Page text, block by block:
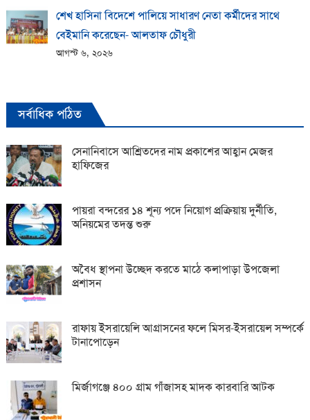
শেখ হাসিনা বিদেশে পালিয়ে সাধারণ নেতা কর্মীদের সাথে
বেইমানি করেছেন- আলতাফ চৌধুরী
আগস্ট ৬, ২০২৬
সর্বাধিক পঠিত
সেনানিবাসে আশ্রিতদের নাম প্রকাশের আহ্বান মেজর
হাফিজের
পায়রা বন্দরের ১৪ শূন্য পদে নিয়োগ প্রক্রিয়ায় দুর্নীতি,
অনিয়মের তদন্ত শুরু
অবৈধ স্থাপনা উচ্ছেদ করতে মাঠে কলাপাড়া উপজেলা
প্রশাসন
রাফায় ইসরায়েলি আগ্রাসনের ফলে মিসর-ইসরায়েল সম্পর্কে
টানাপোড়েন
মির্জাগঞ্জে ৪০০ গ্রাম গাঁজাসহ মাদক কারবারি আটক